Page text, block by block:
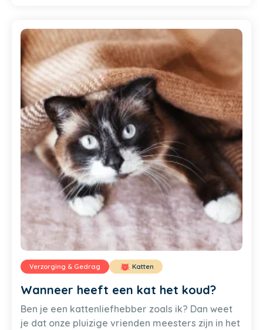
Verzorging & Gedrag Katten
Wanneer heeft een kat het koud?
Ben je een kattenliefhebber zoals ik? Dan weet
je dat onze pluizige vrienden meesters zijn in het